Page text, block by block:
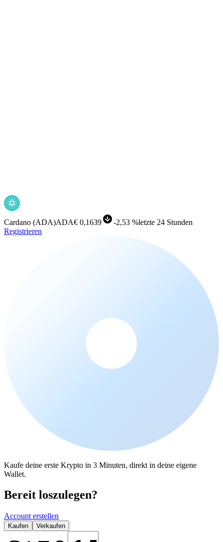
Cardano (ADA)ADA€ 0,1639 -2,53 %letzte 24 Stunden
Registrieren
Kaufe deine erste Krypto in 3 Minuten, direkt in deine eigene
Wallet.
Bereit loszulegen?
Account erstellen
Kaufen Verkaufen